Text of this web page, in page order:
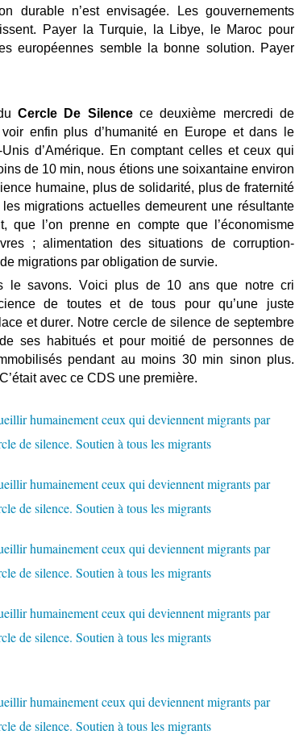
durable n’est envisagée. Les gouvernements
Payer la Turquie, la Libye, le Maroc pour
européennes semble la bonne solution. Payer
Cercle De Silencece deuxième mercredi de
enfin plus d’humanité en Europe et dans le
d’Amérique. En comptant celles et ceux qui
de 10 min, nous étions une soixantaine environ
humaine, plus de solidarité, plus de fraternité
migrations actuelles demeurent une résultante
que l’on prenne en compte que l’économisme
; alimentation des situations de corruption-
migrations par obligation de survie.
le savons. Voici plus de 10 ans que notre cri
de toutes et de tous pour qu’une juste
et durer. Notre cercle de silence de septembre
ses habitués et pour moitié de personnes de
pendant au moins 30 min sinon plus.
avec ce CDS une première.